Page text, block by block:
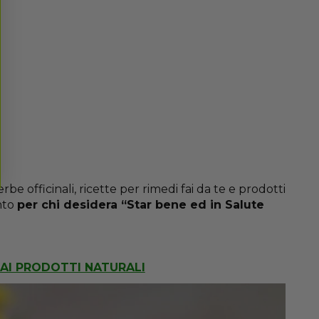
officinali, ricette per rimedi fai da te e prodotti
per chi desidera “Star bene ed in Salute
PRODOTTI NATURALI